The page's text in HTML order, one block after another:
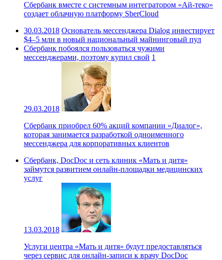
Сбербанк вместе с системным интегратором «Ай-теко»
создает облачную платформу SberCloud
30.03.2018 Основатель мессенджера Dialog инвестирует
$4–5 млн в новый национальный майнинговый пул
Сбербанк побоялся пользоваться чужими
мессенджерами, поэтому купил свой 1
29.03.2018
Сбербанк приобрел 60% акций компании «Диалог»,
которая занимается разработкой одноименного
мессенджера для корпоративных клиентов
Сбербанк, DocDoc и сеть клиник «Мать и дитя»
займутся развитием онлайн-площадки медицинских
услуг
13.03.2018
Услуги центра «Мать и дитя» будут предоставляться
через сервис для онлайн-записи к врачу DocDoc